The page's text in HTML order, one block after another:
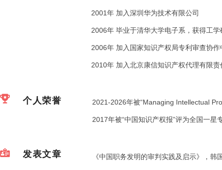
2001年 加入深圳华为技术有限公司
2006年 毕业于清华大学电子系，获得工学
2006年 加入国家知识产权局专利审查协作
2010年 加入北京康信知识产权代理有限责
个人荣誉 2021-2026年被“Managing Intellectual
2017年被“中国知识产权报”评为全国一星
发表文章 《中国职务发明的审判实践及启示》，